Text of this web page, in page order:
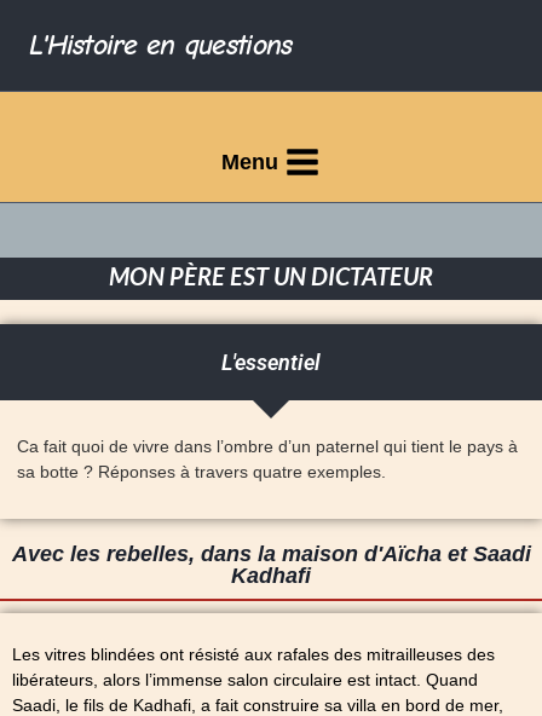
L'Histoire en questions
Menu
MON PÈRE EST UN DICTATEUR
L'essentiel
Ca fait quoi de vivre dans l’ombre d’un paternel qui tient le pays à
sa botte ? Réponses à travers quatre exemples.
Avec les rebelles, dans la maison d'Aïcha et Saadi
Kadhafi
Les vitres blindées ont résisté aux rafales des mitrailleuses des
libérateurs, alors l’immense salon circulaire est intact. Quand
Saadi, le fils de Kadhafi, a fait construire sa villa en bord de mer,